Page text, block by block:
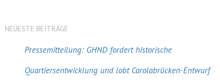
NEUESTE BEITRÄGE
Pressemitteilung: GHND fordert historische
Quartiersentwicklung und lobt Carolabrücken-Entwurf